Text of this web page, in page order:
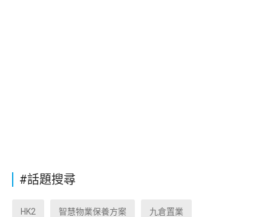
#話題搜尋
HK2 智慧物業保養方案 九倉置業